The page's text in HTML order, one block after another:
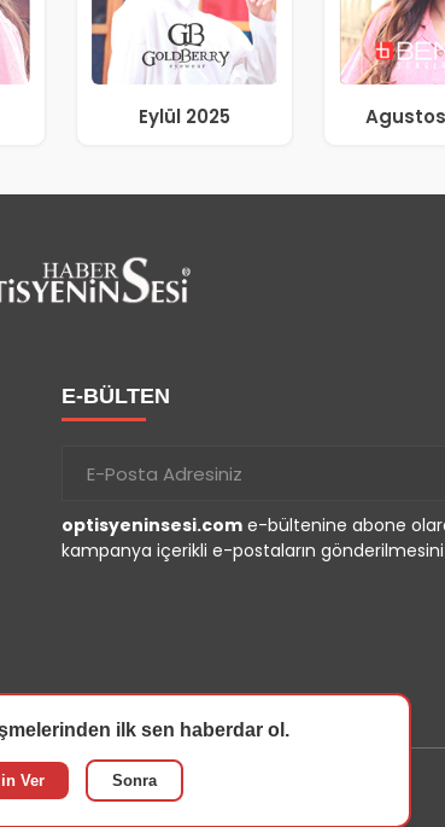
Eylül 2025
E-BÜLTEN
optisyeninsesi.com e-bültenine abone
kampanya içerikli e-postaların
ilk sen haberdar ol.
Ver Sonra